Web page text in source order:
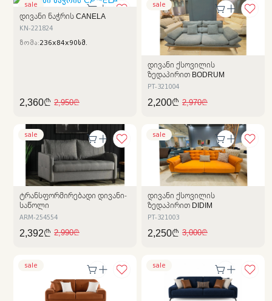
sale
ᲓᲘᲕᲐᲜᲘ ᲜᲐᲭᲠᲘᲡ CANELA
KN-221824
ზომა:236x84x90სმ.
2,360₾ 2,950₾
sale
ᲓᲘᲕᲐᲜᲘ ᲥᲡᲝᲕᲘᲚᲘᲡ
ᲖᲔᲓᲐᲞᲘᲠᲘᲗ BODRUM
PT-321004
2,200₾ 2,970₾
sale
ᲢᲠᲐᲜᲡᲤᲝᲠᲛᲘᲠᲔᲑᲐᲓᲘ ᲓᲘᲕᲐᲜᲘ-
ᲡᲐᲬᲝᲚᲘ
ARM-254554
2,392₾ 2,990₾
sale
ᲓᲘᲕᲐᲜᲘ ᲥᲡᲝᲕᲘᲚᲘᲡ
ᲖᲔᲓᲐᲞᲘᲠᲘᲗ DIDIM
PT-321003
2,250₾ 3,000₾
sale sale